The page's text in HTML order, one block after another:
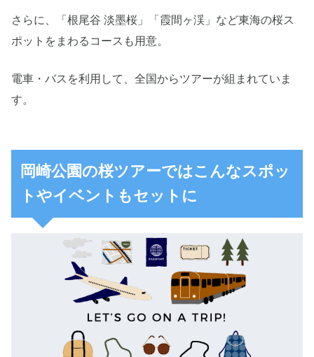
さらに、「根尾谷 淡墨桜」「霞間ヶ渓」など東海の桜ス
ポットをまわるコースも用意。
電車・バスを利用して、全国からツアーが組まれていま
す。
岡崎公園の桜ツアーではこんなスポッ
トやイベントもセットに